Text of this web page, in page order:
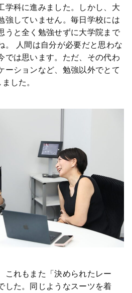
学科に進みました。しかし、大
強していません。毎日学校には
うと全く勉強せずに大学院まで
。 人間は自分が必要だと思わな
では思います。ただ、その代わ
ーションなど、勉強以外でとて
した。
これもまた「決められたレー
した。同じようなスーツを着